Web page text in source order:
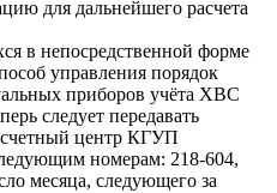
для дальнейшего расчета
в непосредственной форме
управления порядок
приборов учёта ХВС
следует передавать
центр КГУП
номерам: 218-604,
месяца, следующего за